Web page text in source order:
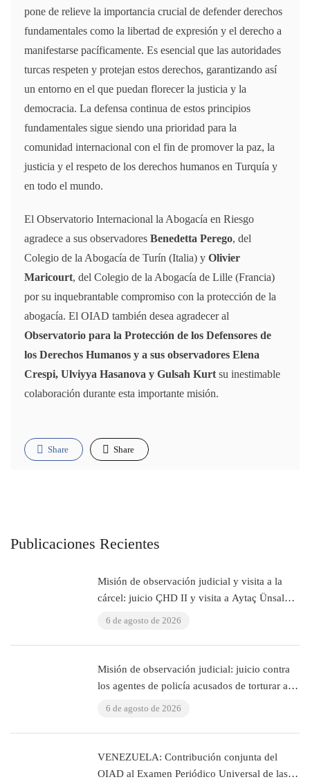
pone de relieve la importancia crucial de defender derechos
fundamentales como la libertad de expresión y el derecho a
manifestarse pacíficamente. Es esencial que las autoridades
turcas respeten y protejan estos derechos, garantizando así
un entorno en el que puedan florecer la justicia y la
democracia. La defensa continua de estos principios
fundamentales sigue siendo una prioridad para la
comunidad internacional con el fin de promover la paz, la
justicia y el respeto de los derechos humanos en Turquía y
en todo el mundo.
El Observatorio Internacional la Abogacía en Riesgo
agradece a sus observadores Benedetta Perego, del
Colegio de la Abogacía de Turín (Italia) y Olivier
Maricourt, del Colegio de la Abogacía de Lille (Francia)
por su inquebrantable compromiso con la protección de la
abogacía. El OIAD también desea agradecer al
Observatorio para la Protección de los Defensores de
los Derechos Humanos y a sus observadores Elena
Crespi, Ulviyya Hasanova y Gulsah Kurt su inestimable
colaboración durante esta importante misión.
Share Share
Publicaciones Recientes
Misión de observación judicial y visita a la
cárcel: juicio ÇHD II y visita a Aytaç Ünsal
6 de agosto de 2026
Misión de observación judicial: juicio contra
los agentes de policía acusados de torturar al
6 de agosto de 2026
VENEZUELA: Contribución conjunta del
OIAD al Examen Periódico Universal de las